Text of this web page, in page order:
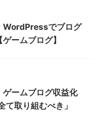
WordPressでブログ
ームブログ】
ゲームブログ収益化
て取り組むべき」